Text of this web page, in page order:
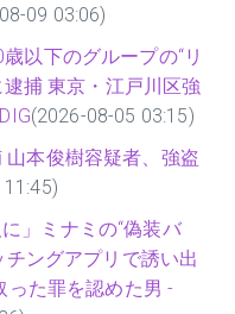
09 03:06)
以下のグループの“リ
捕 東京・江戸川区強
(2026-08-05 03:15)
本俊樹容疑者、強盗
」ミナミの“偽装バ
ングアプリで誘い出
った罪を認めた男 -